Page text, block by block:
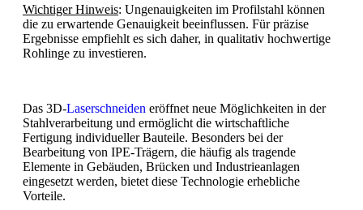
Wichtiger Hinweis: Ungenauigkeiten im Profilstahl können
die zu erwartende Genauigkeit beeinflussen. Für präzise
Ergebnisse empfiehlt es sich daher, in qualitativ hochwertige
Rohlinge zu investieren.
Das 3D-Laserschneiden eröffnet neue Möglichkeiten in der
Stahlverarbeitung und ermöglicht die wirtschaftliche
Fertigung individueller Bauteile. Besonders bei der
Bearbeitung von IPE-Trägern, die häufig als tragende
Elemente in Gebäuden, Brücken und Industrieanlagen
eingesetzt werden, bietet diese Technologie erhebliche
Vorteile.